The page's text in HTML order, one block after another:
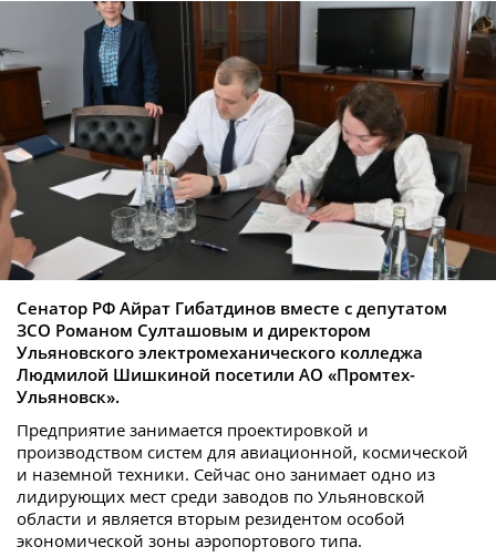
Сенатор РФ Айрат Гибатдинов вместе с депутатом
ЗСО Романом Султашовым и директором
Ульяновского электромеханического колледжа
Людмилой Шишкиной посетили АО «Промтех-
Ульяновск».
Предприятие занимается проектировкой и
производством систем для авиационной, космической
и наземной техники. Сейчас оно занимает одно из
лидирующих мест среди заводов по Ульяновской
области и является вторым резидентом особой
экономической зоны аэропортового типа.